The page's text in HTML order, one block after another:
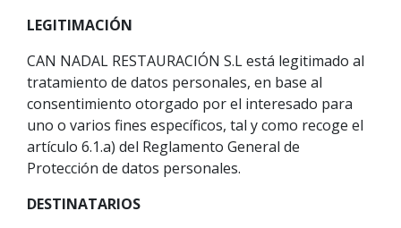
LEGITIMACIÓN
CAN NADAL RESTAURACIÓN S.L está legitimado al
tratamiento de datos personales, en base al
consentimiento otorgado por el interesado para
uno o varios fines específicos, tal y como recoge el
artículo 6.1.a) del Reglamento General de
Protección de datos personales.
DESTINATARIOS